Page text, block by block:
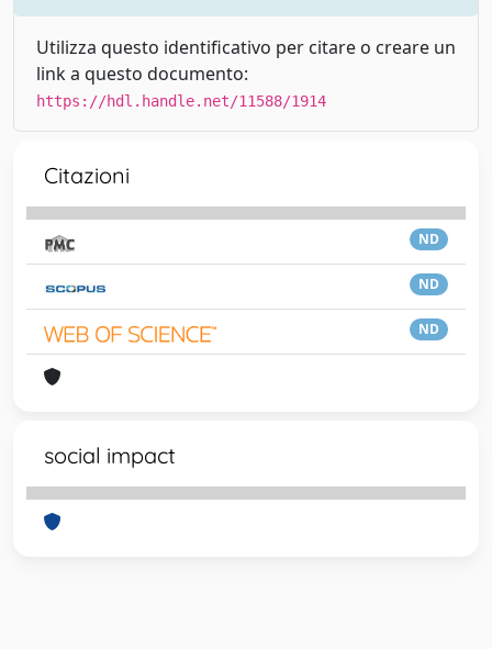
Utilizza questo identificativo per citare o creare un
link a questo documento:
https://hdl.handle.net/11588/1914
Citazioni
ND
ND
ND
social impact